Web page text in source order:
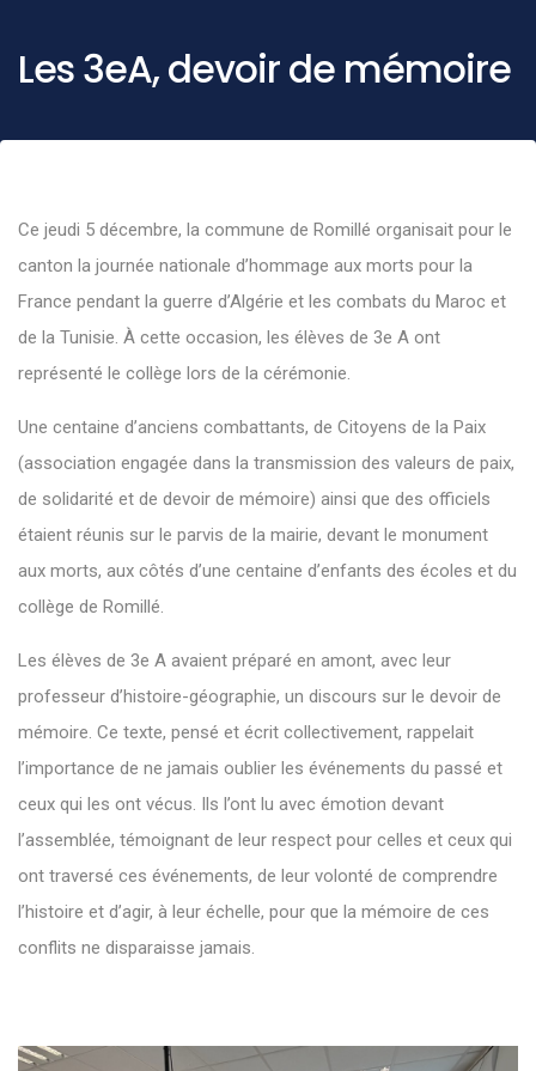
Les 3eA, devoir de mémoire
Ce jeudi 5 décembre, la commune de Romillé organisait pour le
canton la journée nationale d’hommage aux morts pour la
France pendant la guerre d’Algérie et les combats du Maroc et
de la Tunisie. À cette occasion, les élèves de 3e A ont
représenté le collège lors de la cérémonie.
Une centaine d’anciens combattants, de Citoyens de la Paix
(association engagée dans la transmission des valeurs de paix,
de solidarité et de devoir de mémoire) ainsi que des officiels
étaient réunis sur le parvis de la mairie, devant le monument
aux morts, aux côtés d’une centaine d’enfants des écoles et du
collège de Romillé.
Les élèves de 3e A avaient préparé en amont, avec leur
professeur d’histoire-géographie, un discours sur le devoir de
mémoire. Ce texte, pensé et écrit collectivement, rappelait
l’importance de ne jamais oublier les événements du passé et
ceux qui les ont vécus. Ils l’ont lu avec émotion devant
l’assemblée, témoignant de leur respect pour celles et ceux qui
ont traversé ces événements, de leur volonté de comprendre
l’histoire et d’agir, à leur échelle, pour que la mémoire de ces
conflits ne disparaisse jamais.